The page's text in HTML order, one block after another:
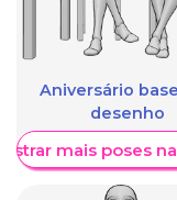
Aniversário
desenho
mais poses